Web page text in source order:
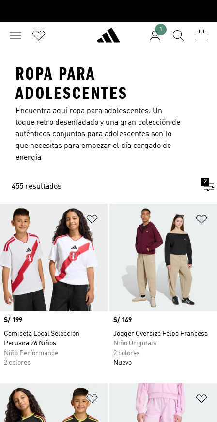
1
ROPA PARA
ADOLESCENTES
Encuentra aquí ropa para adolescentes. Un
toque retro desenfadado y una gran colección de
auténticos conjuntos para adolescentes son lo
que necesitas para empezar el día cargado de
energía
455 resultados
2
Añadir a la lista de deseos
Precio
S/ 199
Camiseta Local Selección
Peruana 26 Niños
Niño Performance
2 colores
Precio
S/ 149
Jogger Oversize Felpa Francesa
Niño Originals
2 colores
Nuevo
Añadir a la lista de deseos